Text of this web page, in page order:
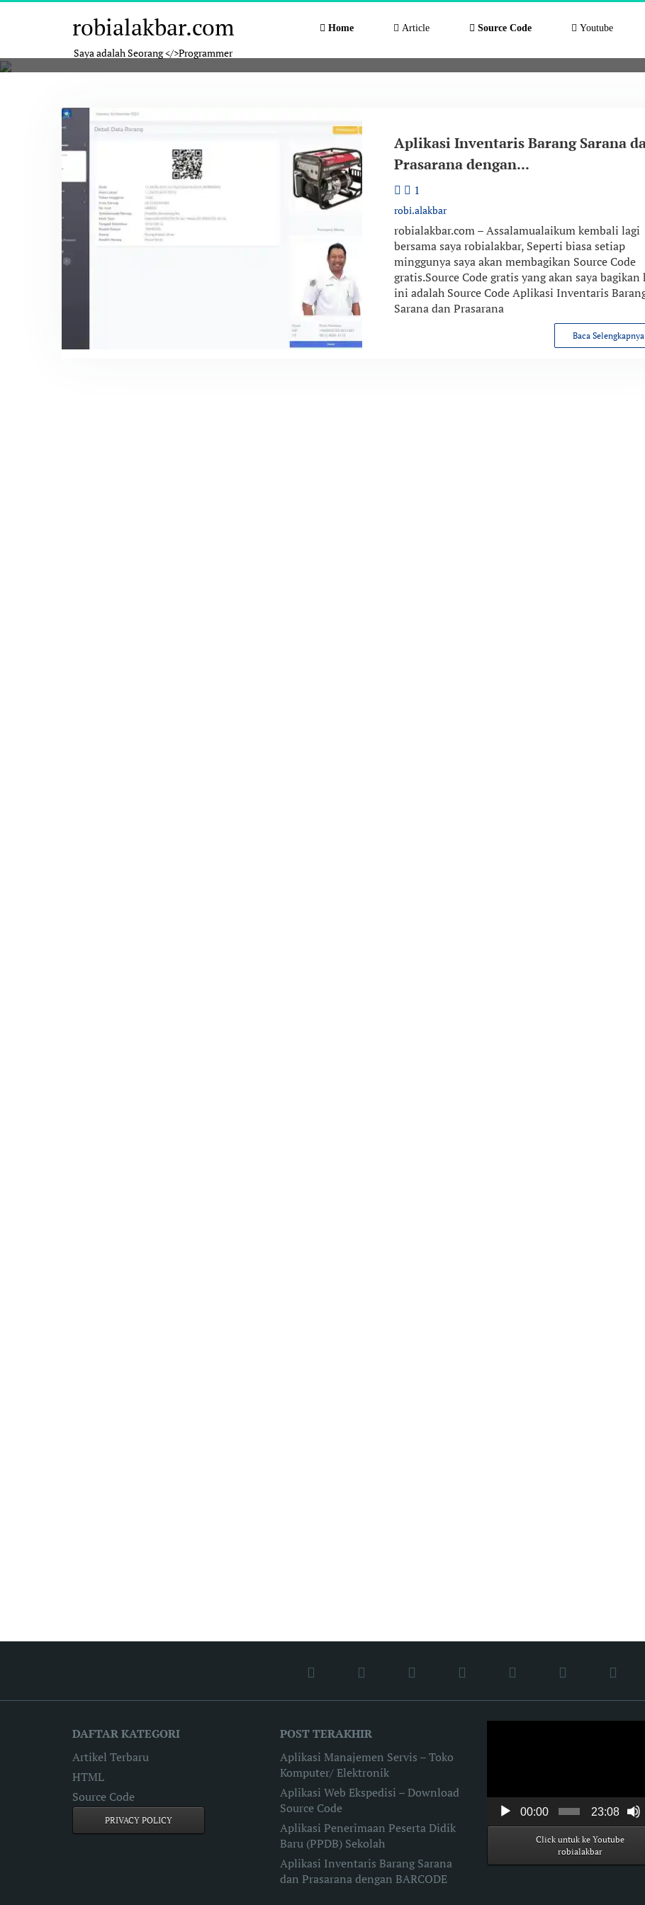
Skip
robialakbar.com
Saya adalah Seorang </>Programmer
Home Article Source Code Youtube
Aplikasi Inventaris Barang Sarana
Prasarana dengan...
1
robi.alakbar
robialakbar.com – Assalamualaikum kembali lagi
bersama saya robialakbar, Seperti biasa setiap
minggunya saya akan membagikan Source Code
gratis.Source Code gratis yang akan saya bagikan
ini adalah Source Code Aplikasi Inventaris
Sarana dan Prasarana
Baca Selengkapnya
DAFTAR KATEGORI
Artikel Terbaru
HTML
Source Code
PRIVACY POLICY
POST TERAKHIR
Aplikasi Manajemen Servis – Toko
Komputer/ Elektronik
Aplikasi Web Ekspedisi – Download
Source Code
Aplikasi Penerimaan Peserta Didik
Baru (PPDB) Sekolah
Aplikasi Inventaris Barang Sarana
dan Prasarana dengan BARCODE
00:00 23:08
Click untuk ke Youtube
robialakbar